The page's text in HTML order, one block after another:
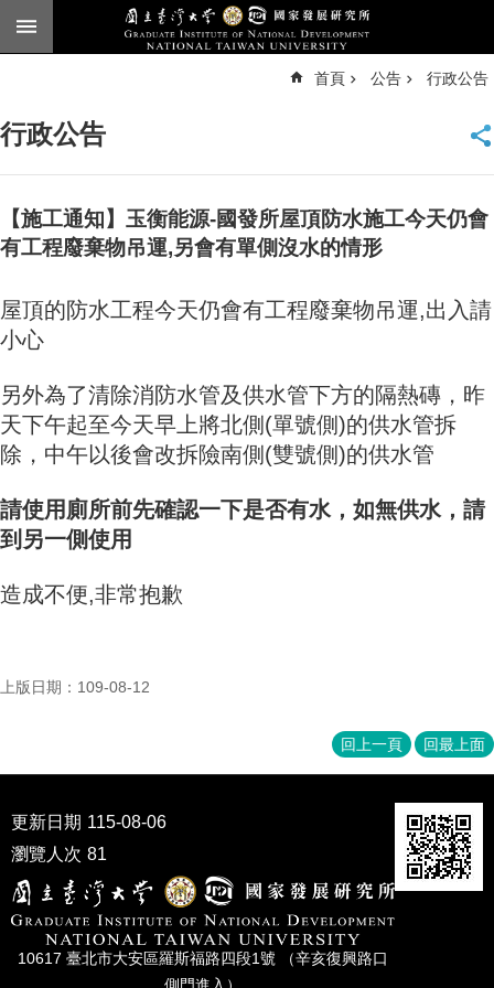
跳到主要內容區塊
臺
頁
English
告
本
簡
介
本
成
員
士
士
職
班
學
術
研
究
首頁 公告 行政公告
行政公告
【施工通知】玉衡能源-國發所屋頂防水施工今天仍會
有工程廢棄物吊運,另會有單側沒水的情形
屋頂的防水工程今天仍會有工程廢棄物吊運,出入請
小心
另外為了清除消防水管及供水管下方的隔熱磚，昨
天下午起至今天早上將北側(單號側)的供水管拆
除，中午以後會改拆險南側(雙號側)的供水管
請使用廁所前先確認一下是否有水， 如無供水， 請
到另一側使用
造成不便,非常抱歉
上版日期：109-08-12
回上一頁 回最上面
更新日期 115-08-06
瀏覽人次 81
10617 臺北市⼤安區羅斯福路四段1號 （辛亥復興路⼝